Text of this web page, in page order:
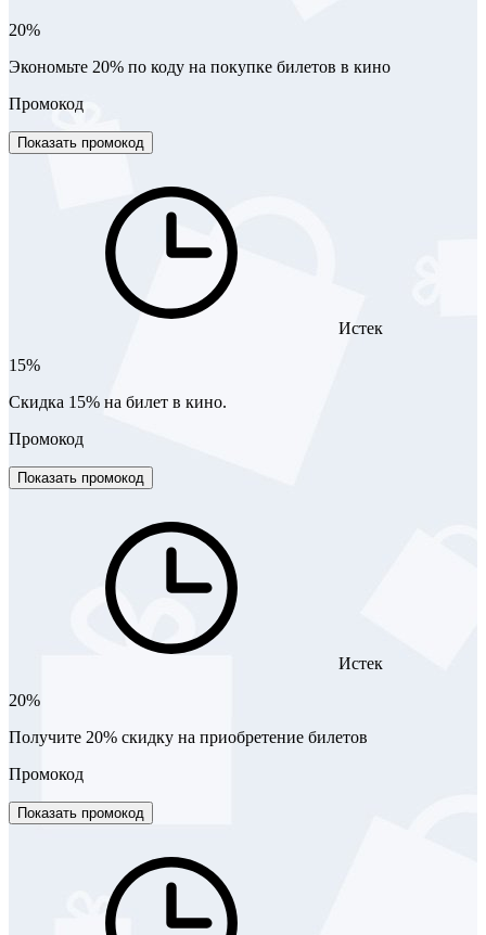
20%
Экономьте 20% по коду на покупке билетов в кино
Промокод
Показать промокод
Истек
15%
Скидка 15% на билет в кино.
Промокод
Показать промокод
Истек
20%
Получите 20% скидку на приобретение билетов
Промокод
Показать промокод